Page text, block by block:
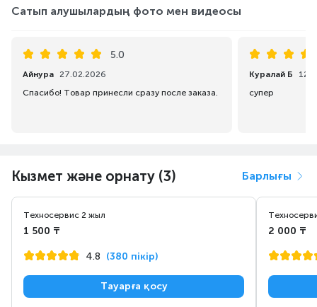
Сатып алушылардың фото мен видеосы
5.0
Айнура 27.02.2026
Спасибо! Товар принесли сразу после заказа.
Куралай Б
супер
Кызмет және орнату (3) Барлығы
Техносервис 2 жыл
1 500 ₸
4.8 (380 пікір)
Тауарға қосу
2 000 ₸